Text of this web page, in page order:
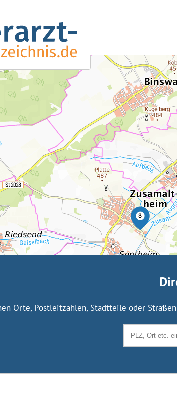
Orte, Postleitzahlen, Stadtteile oder